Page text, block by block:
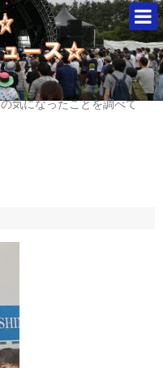
気になったことを調べて